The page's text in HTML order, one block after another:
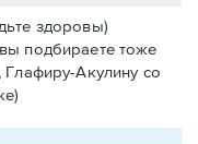
здоровы)
подбираете тоже
Глафиру-Акулину со